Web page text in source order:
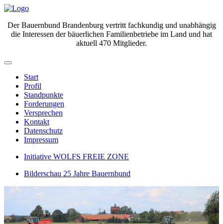
Der Bauernbund Brandenburg vertritt fachkundig und unabhängig
die Interessen der bäuerlichen Familienbetriebe im Land und hat
aktuell 470 Mitglieder.
Start
Profil
Standpunkte
Forderungen
Versprechen
Kontakt
Datenschutz
Impressum
Initiative WOLFS FREIE ZONE
Bilderschau 25 Jahre Bauernbund